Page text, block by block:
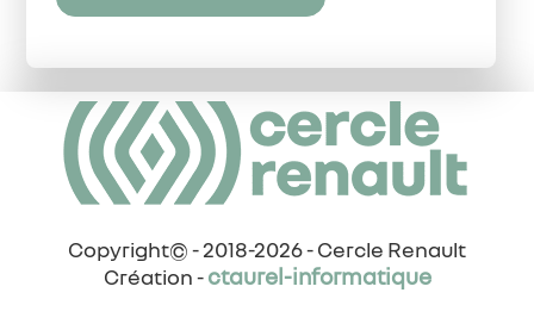
Copyright© - 2018-2026 - Cercle Renault
Création -ctaurel-informatique